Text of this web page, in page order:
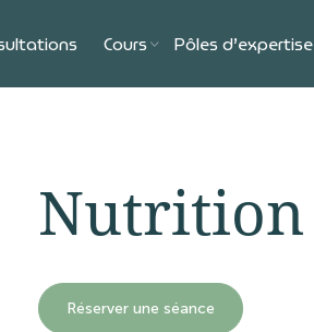
Cours Pôles d’expertise
Nutrition
Réserver une séance